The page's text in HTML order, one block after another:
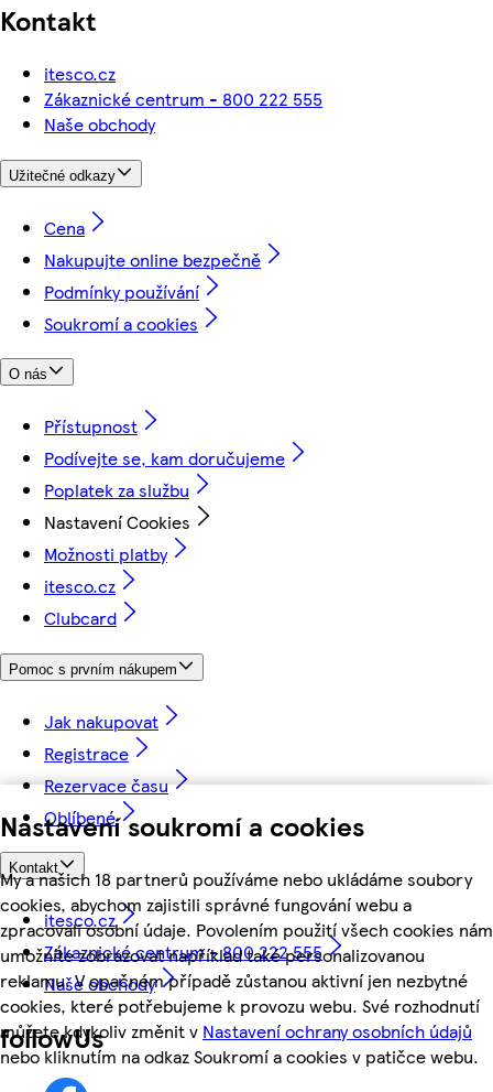
Nastavení soukromí a cookies
My a našich 18 partnerů používáme nebo ukládáme soubory
cookies, abychom zajistili správné fungování webu a
zpracovali osobní údaje. Povolením použití všech cookies nám
umožníte zobrazovat například také personalizovanou
reklamu. V opačném případě zůstanou aktivní jen nezbytné
cookies, které potřebujeme k provozu webu. Své rozhodnutí
můžete kdykoliv změnit v Nastavení ochrany osobních údajů
nebo kliknutím na odkaz Soukromí a cookies v patičce webu.
Kontakt
itesco.cz
Zákaznické centrum - 800 222 555
Naše obchody
Užitečné odkazy
Cena
Nakupujte online bezpečně
Podmínky používání
Soukromí a cookies
O nás
Přístupnost
Podívejte se, kam doručujeme
Poplatek za službu
Nastavení Cookies
Možnosti platby
itesco.cz
Clubcard
Pomoc s prvním nákupem
Jak nakupovat
Registrace
Rezervace času
Oblíbené
Kontakt
itesco.cz
Zákaznické centrum - 800 222 555
Naše obchody
followUs